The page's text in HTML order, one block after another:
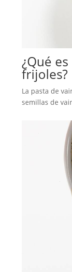
¿Qué
frijoles?
La pasta de
semillas de